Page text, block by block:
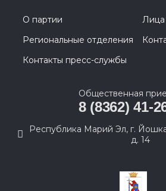
О партии
Лица
Региональные отделения
Контакты пресс-службы
Общественная
8 (8362) 41-
Республика Марий Эл, г.
д. 14